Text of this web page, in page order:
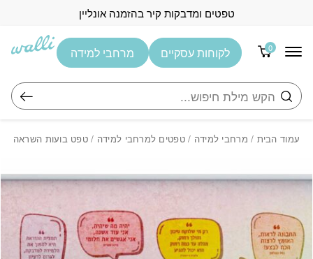
טפטים ומדבקות קיר בהזמנה אונליין
0
חיפוש
לקוחות עסקיים מרחבי למידה
עמוד הבית / מרחבי למידה /טפטים למרחבי למידה / טפט בועות השראה